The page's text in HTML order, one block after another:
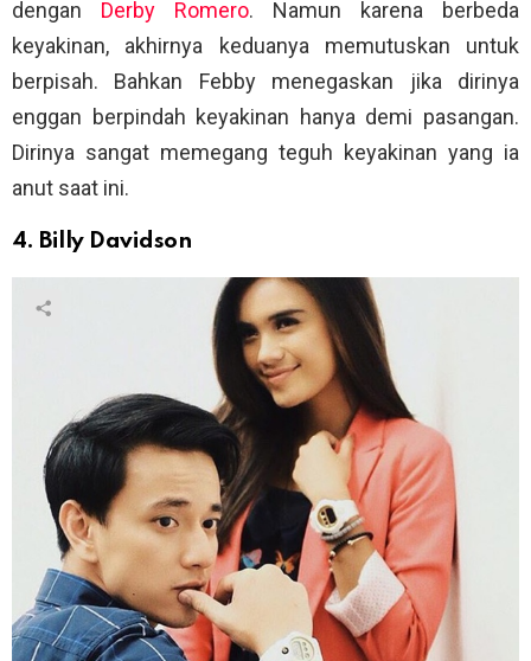
dengan Derby Romero. Namun karena berbeda
keyakinan, akhirnya keduanya memutuskan untuk
berpisah. Bahkan Febby menegaskan jika dirinya
enggan berpindah keyakinan hanya demi pasangan.
Dirinya sangat memegang teguh keyakinan yang ia
anut saat ini.
4. Billy Davidson